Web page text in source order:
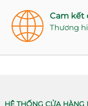
Cam kết
Thương
HỆ THỐNG CỬA HÀNG